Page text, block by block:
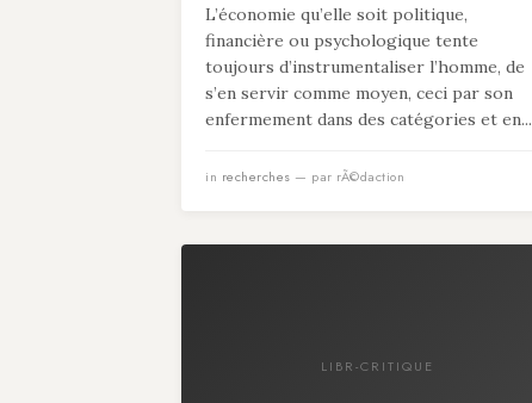
L’économie qu’elle soit politique,
financière ou psychologique tente
toujours d’instrumentaliser l’homme, de
s’en servir comme moyen, ceci par son
enfermement dans des catégories et en...
in recherches — par rÃ©daction
LIBR-CRITIQUE